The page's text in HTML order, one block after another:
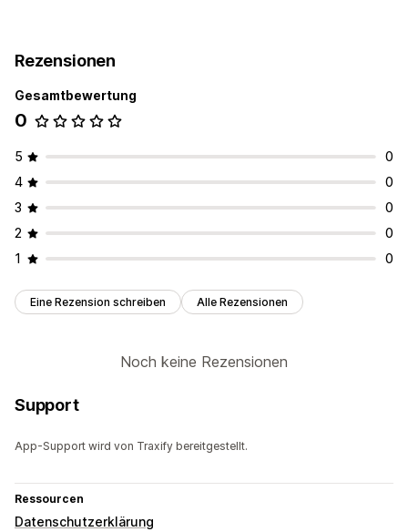
Rezensionen
Gesamtbewertung
0
5
0
4
0
3
0
2
0
1
0
Eine Rezension schreiben Alle Rezensionen
Noch keine Rezensionen
Support
App-Support wird von Traxify bereitgestellt.
Ressourcen
Datenschutzerklärung